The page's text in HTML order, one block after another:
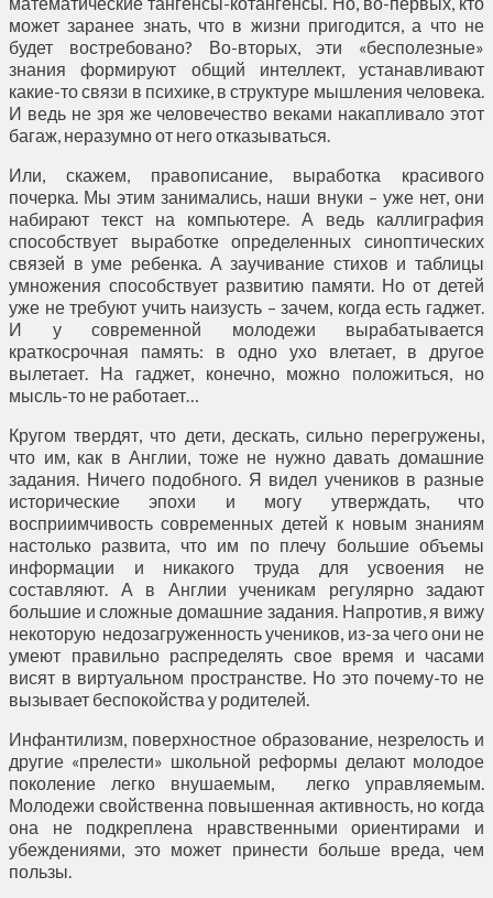
может заранее знать, что в жизни пригодится, а что не
будет востребовано? Во-вторых, эти «бесполезные»
знания формируют общий интеллект, устанавливают
какие-то связи в психике, в структуре мышления человека.
И ведь не зря же человечество веками накапливало этот
багаж, неразумно от него отказываться.
Или, скажем, правописание, выработка красивого
почерка. Мы этим занимались, наши внуки – уже нет, они
набирают текст на компьютере. А ведь каллиграфия
способствует выработке определенных синоптических
связей в уме ребенка. А заучивание стихов и таблицы
умножения способствует развитию памяти. Но от детей
уже не требуют учить наизусть – зачем, когда есть гаджет.
И у современной молодежи вырабатывается
краткосрочная память: в одно ухо влетает, в другое
вылетает. На гаджет, конечно, можно положиться, но
мысль-то не работает…
Кругом твердят, что дети, дескать, сильно перегружены,
что им, как в Англии, тоже не нужно давать домашние
задания. Ничего подобного. Я видел учеников в разные
исторические эпохи и могу утверждать, что
восприимчивость современных детей к новым знаниям
настолько развита, что им по плечу большие объемы
информации и никакого труда для усвоения не
составляют. А в Англии ученикам регулярно задают
большие и сложные домашние задания. Напротив, я вижу
некоторую недозагруженность учеников, из-за чего они не
умеют правильно распределять свое время и часами
висят в виртуальном пространстве. Но это почему-то не
вызывает беспокойства у родителей.
Инфантилизм, поверхностное образование, незрелость и
другие «прелести» школьной реформы делают молодое
поколение легко внушаемым, легко управляемым.
Молодежи свойственна повышенная активность, но когда
она не подкреплена нравственными ориентирами и
убеждениями, это может принести больше вреда, чем
пользы.